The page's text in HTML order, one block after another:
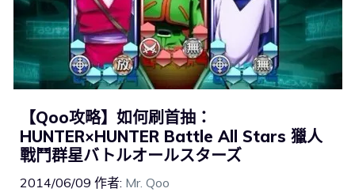
【Qoo攻略】如何刷首抽：
HUNTER×HUNTER Battle All Stars 獵人
戰鬥群星バトルオールスターズ
2014/06/09 作者: Mr. Qoo